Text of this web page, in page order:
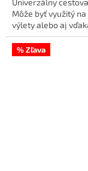
Môže byť využitý
výlety alebo aj
% Zľava